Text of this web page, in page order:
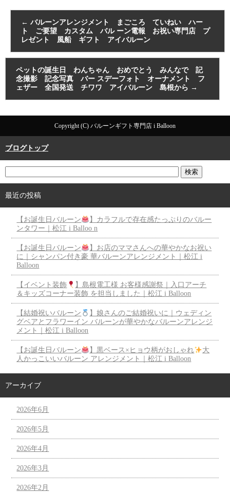
← バルーンアレンジメント まごころ ていねい ハー
ト ご要望 カスタム バル ーン電報 お祝い専門店 プ
レゼント 風船 ギフト アイバルーン
ペットの誕生日 わんちゃん おめでとう みんなで 記
念撮影 記念写真 バー スデーフォト オーナメント フ
ェザー 全国発送 チワワ アイバルーン 島根から →
Copyright (C) バルーンギフト専門店 i Balloon
ブログトップ
最近の投稿
【お誕生日バルーン
】カラフルで存在感たっぷりのバルー
ンタワー｜松江 i Balloo n
【お誕生日バルーン
】お店のママさんへの華やかなお祝い
に｜シャンパン付き豪 華バルーンアレンジメント｜松江 i
Balloon
【イベント装飾
】島根電工様 お客様感謝祭｜入口アーチ
＆キッズコーナー装飾 を担当しました｜松江 i Balloon
【結婚祝いバルーン
】娘さんのご結婚祝いに｜ウェディン
グベアとフラワーイン バルーンが華やかなバルーンアレンジ
メント｜松江 i Balloon
【お誕生日バルーン 】黒ベース×ヒョウ柄がおしゃれ
大
人かっこいいバルーン アレンジメント｜松江 i Balloon
アーカイブ
2026年6月
2026年5月
2026年4月
2026年3月
2026年2月